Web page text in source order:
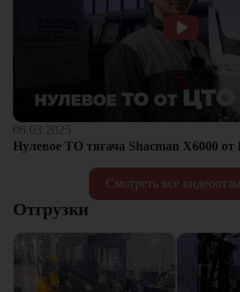
Смотреть все
06.03.2025
Нулевое ТО тягача Shacman Х6000
Отгрузки